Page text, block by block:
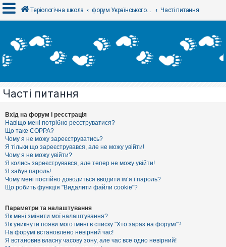
х
і
Р
є
с
т
р
а
ц
і
я
Т
м
и
б
е
з
в
Теріологічна школа форум Українського теріологічного товариства Часті питання
Часті питання
Вхід на форум і реєстрація
Навіщо мені потрібно реєструватися?
Що таке COPPA?
Чому я не можу зареєструватись?
Я тільки що зареєструвався, але не можу увійти!
Чому я не можу увійти?
Я колись зареєструвався, але тепер не можу увійти!
Я забув пароль!
Чому мені постійно доводиться вводити ім’я і пароль?
Що робить функція "Видалити файли cookie"?
Параметри та налаштування
Як мені змінити мої налаштування?
Як уникнути появи мого імені в списку "Хто зараз на форумі"?
На форумі встановлено невірний час!
Я встановив власну часову зону, але час все одно невірний!